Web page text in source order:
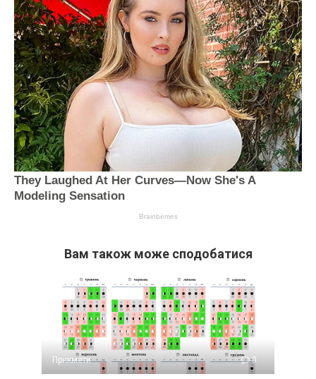
Вам також може сподобатися
Прикмети 0